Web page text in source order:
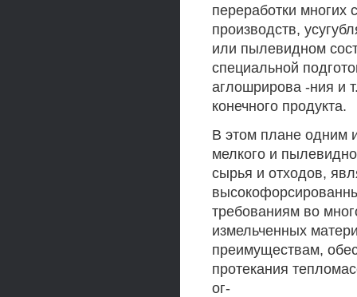
переработки многих
производств,
или пылевидном
специальной
аглошрирова -ния и
конечного продукта.
В этом плане одним
мелкого и
сырья и отходов,
требованиям во
измельченных
преимуществам,
протекания
ог-